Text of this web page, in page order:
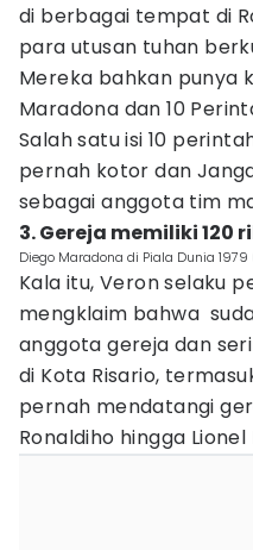
di berbagai tempat di
para utusan tuhan
Mereka bahkan punya
Maradona dan 10
Salah satu isi 10
pernah kotor dan
sebagai anggota tim
3. Gereja memiliki 120
Diego Maradona di Piala Dunia
Kala itu, Veron selaku
mengklaim bahwa
anggota gereja dan
di Kota Risario,
pernah mendatangi
Ronaldiho hingga Lionel